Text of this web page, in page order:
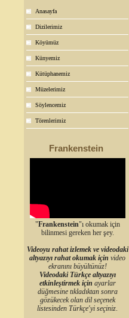
Anasayfa
Dizilerimiz
Köyümüz
Künyemiz
Kütüphanemiz
Müzelerimiz
Söylencemiz
Törenlerimiz
Frankenstein
"Frankenstein"ı okumak için
bilinmesi gereken her şey.
Videoyu rahat izlemek ve videodaki
altyazıyı rahat okumak için video
ekranını büyültünüz!
Videodaki Türkçe altyazıyı
etkinleştirmek için ayarlar
düğmesine tıkladıktan sonra
gözükecek olan dil seçenek
listesinden Türkçe'yi seçiniz.